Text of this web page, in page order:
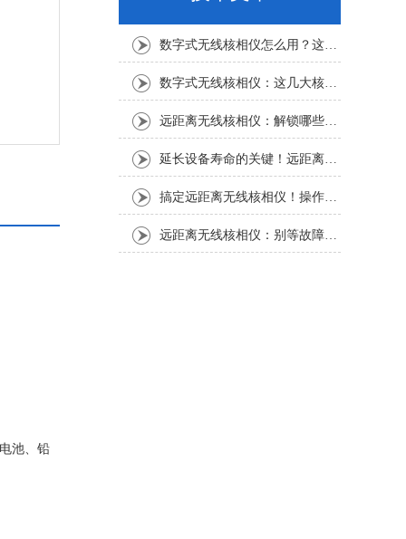
池、铅
数字式无线核相仪怎么用？这份实操指南，新手也能轻松上手
数字式无线核相仪：这几大核心特点，让核相作业效率直接“提速”
远距离无线核相仪：解锁哪些“看不见”的电力适配场景？
延长设备寿命的关键！远距离无线核相仪的保养细节，资深运维都在悄悄用
搞定远距离无线核相仪！操作步骤全梳理，每一步都讲透
远距离无线核相仪：别等故障才重视！这份维护保养指南请收好